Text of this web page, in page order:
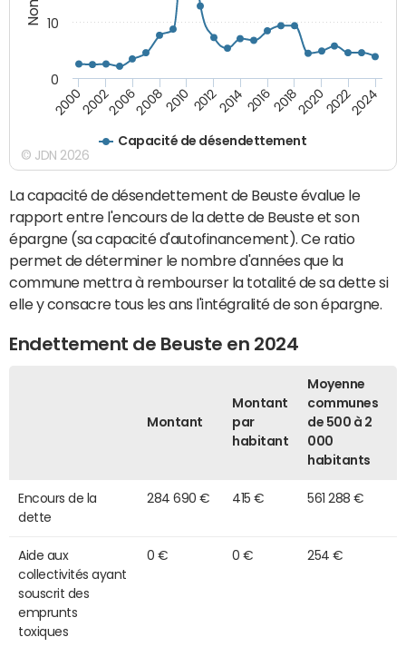
Capacité de désendettement
20002002200620082010 2012201420162018202020222024
0
10
© JDN 2026
La capacité de désendettement de Beuste évalue le
rapport entre l'encours de la dette de Beuste et son
épargne (sa capacité d'autofinancement). Ce ratio
permet de déterminer le nombre d'années que la
commune mettra à rembourser la totalité de sa dette si
elle y consacre tous les ans l'intégralité de son épargne.
Endettement de Beuste en 2024
Montant
Montant
par
habitant
Moyenne
communes
de 500 à 2
000
habitants
Encours de la
dette
284 690 € 415 € 561 288 €
Aide aux
collectivités ayant
souscrit des
emprunts
toxiques
0 € 0 € 254 €